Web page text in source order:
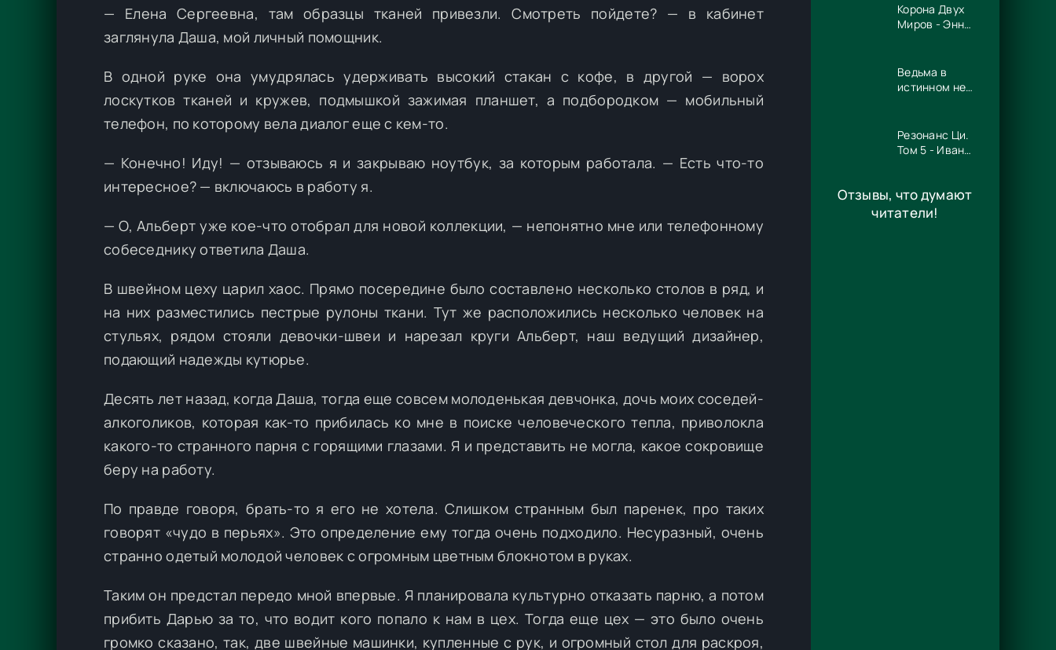
Корона Двух
Миров - Энн
Ведьма в
истинном не
Резонанс Ци.
Том 5 - Иван
Отзывы, что думают
читатели!
— Елена Сергеевна, там образцы тканей привезли. Смотреть пойдете? — в кабинет
заглянула Даша, мой личный помощник.
В одной руке она умудрялась удерживать высокий стакан с кофе, в другой — ворох
лоскутков тканей и кружев, подмышкой зажимая планшет, а подбородком — мобильный
телефон, по которому вела диалог еще с кем-то.
— Конечно! Иду! — отзываюсь я и закрываю ноутбук, за которым работала. — Есть что-то
интересное? — включаюсь в работу я.
— О, Альберт уже кое-что отобрал для новой коллекции, — непонятно мне или телефонному
собеседнику ответила Даша.
В швейном цеху царил хаос. Прямо посередине было составлено несколько столов в ряд, и
на них разместились пестрые рулоны ткани. Тут же расположились несколько человек на
стульях, рядом стояли девочки-швеи и нарезал круги Альберт, наш ведущий дизайнер,
подающий надежды кутюрье.
Десять лет назад, когда Даша, тогда еще совсем молоденькая девчонка, дочь моих соседей-
алкоголиков, которая как-то прибилась ко мне в поиске человеческого тепла, приволокла
какого-то странного парня с горящими глазами. Я и представить не могла, какое сокровище
беру на работу.
По правде говоря, брать-то я его не хотела. Слишком странным был паренек, про таких
говорят «чудо в перьях». Это определение ему тогда очень подходило. Несуразный, очень
странно одетый молодой человек с огромным цветным блокнотом в руках.
Таким он предстал передо мной впервые. Я планировала культурно отказать парню, а потом
прибить Дарью за то, что водит кого попало к нам в цех. Тогда еще цех — это было очень
громко сказано, так, две швейные машинки, купленные с рук, и огромный стол для раскроя,